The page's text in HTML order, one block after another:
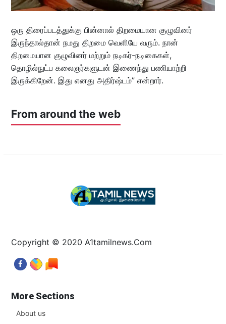
ஒரு திரைப்படத்துக்கு பின்னால் திறமையான குழுவினர்
இருந்தால்தான் நமது திறமை வெளியே வரும். நான்
திறமையான குழுவினர் மற்றும் நடிகர்-நடிகைகள்,
தொழில்நுட்ப கலைஞர்களுடன் இணைந்து பணியாற்றி
இருக்கிறேன். இது எனது அதிர்ஷ்டம்” என்றார்.
From around the web
Copyright © 2020 A1tamilnews.Com
More Sections
About us